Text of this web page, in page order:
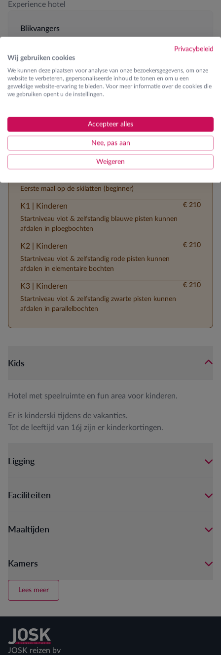
Privacybeleid
Wij gebruiken cookies
We kunnen deze plaatsen voor analyse van onze bezoekersgegevens, om onze
website te verbeteren, gepersonaliseerde inhoud te tonen en om u een
geweldige website-ervaring te bieden. Voor meer informatie over de cookies die
we gebruiken opent u de instellingen.
Accepteer alles
Nee, pas aan
Weigeren
Experience hotel
Blikvangers
Gratis skibus
Halfpension
Skilessen
Ontdek de verschillende lesgroepen
Eerste maal op de skilatten (beginner)
K1 | Kinderen
Startniveau vlot & zelfstandig blauwe pisten kunnen
afdalen in ploegbochten
€ 210
K2 | Kinderen
Startniveau vlot & zelfstandig rode pisten kunnen
afdalen in elementaire bochten
€ 210
K3 | Kinderen
Startniveau vlot & zelfstandig zwarte pisten kunnen
afdalen in parallelbochten
€ 210
Kids
Hotel met speelruimte en fun area voor kinderen.
Er is kinderski tijdens de vakanties.
Tot de leeftijd van 16j zijn er kinderkortingen.
Ligging
Faciliteiten
Maaltijden
Kamers
Lees meer
Terug naar home
JOSK reizen bv